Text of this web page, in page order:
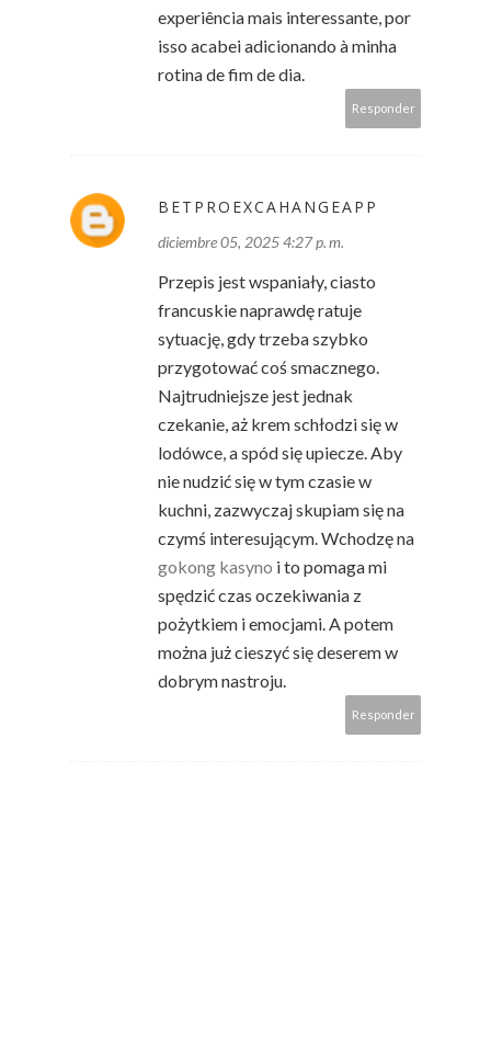
experiência mais interessante, por
isso acabei adicionando à minha
rotina de fim de dia.
Responder
BETPROEXCAHANGEAPP
diciembre 05, 2025 4:27 p. m.
Przepis jest wspaniały, ciasto
francuskie naprawdę ratuje
sytuację, gdy trzeba szybko
przygotować coś smacznego.
Najtrudniejsze jest jednak
czekanie, aż krem schłodzi się w
lodówce, a spód się upiecze. Aby
nie nudzić się w tym czasie w
kuchni, zazwyczaj skupiam się na
czymś interesującym. Wchodzę na
gokong kasyno i to pomaga mi
spędzić czas oczekiwania z
pożytkiem i emocjami. A potem
można już cieszyć się deserem w
dobrym nastroju.
Responder